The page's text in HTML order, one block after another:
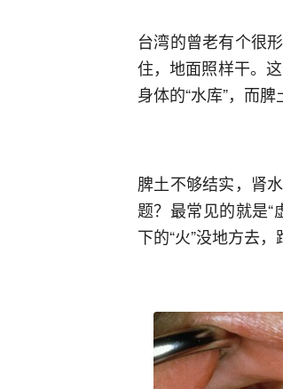
台湾的曾老有个很
住，地面照样干。
身体的“水库”，而脾
脾土不够结实，肾
题？最常见的就是“
下的“火”没地方去，